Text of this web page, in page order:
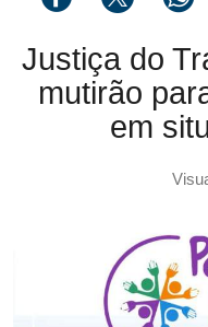
Justiça do
mutirão
em